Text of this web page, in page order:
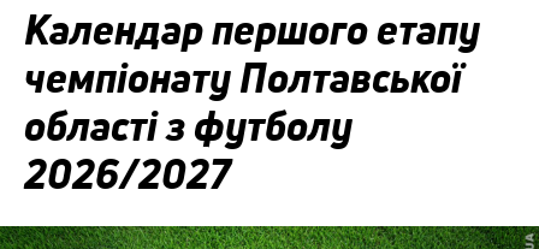
Календар першого етапу
чемпіонату Полтавської
області з футболу
2026/2027